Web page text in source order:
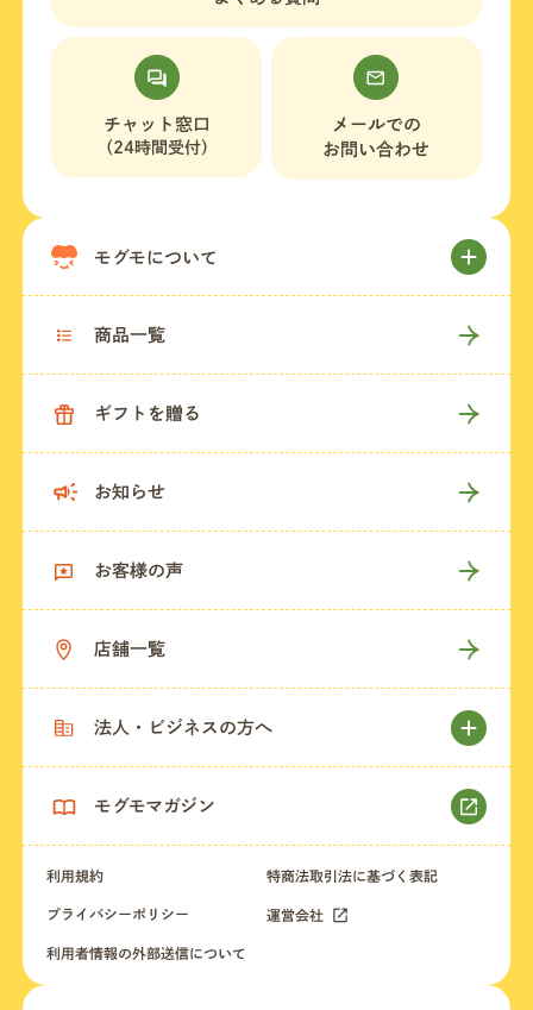
チャット窓口
（24時間受付）
メールでの
お問い合わせ
モグモについて
商品一覧
ギフトを贈る
お知らせ
お客様の声
店舗一覧
法人・ビジネスの方へ
モグモマガジン
利用規約 特商法取引法に基づく表記
プライバシーポリシー 運営会社
利用者情報の外部送信について